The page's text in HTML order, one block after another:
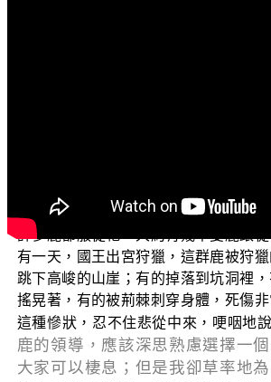
上的毛有五種顏色，非常殊勝，蹄和
許多鹿都服從牠，大約有幾千隻鹿跟
有一天，國王出宮狩獵，這群鹿被狩
跳下高峻的山崖；有的掉落到坑洞裡
搖晃著，有的被荊棘刺穿身體，死傷
這種慘狀，忍不住悲從中來，哽咽地說
鹿的領導，應該深思熟慮選擇一
大家可以棲息；但是我卻草率地